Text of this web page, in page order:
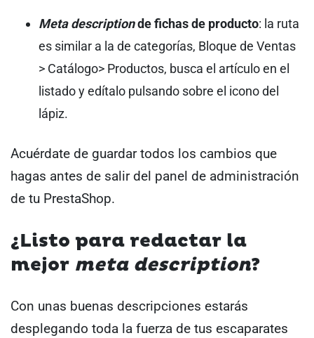
Meta descriptionde fichas de producto: la ruta
es similar a la de categorías, Bloque de Ventas
> Catálogo> Productos, busca el artículo en el
listado y edítalo pulsando sobre el icono del
lápiz.
Acuérdate de guardar todos los cambios que
hagas antes de salir del panel de administración
de tu PrestaShop.
¿Listo para redactar la
mejor meta description?
Con unas buenas descripciones estarás
desplegando toda la fuerza de tus escaparates